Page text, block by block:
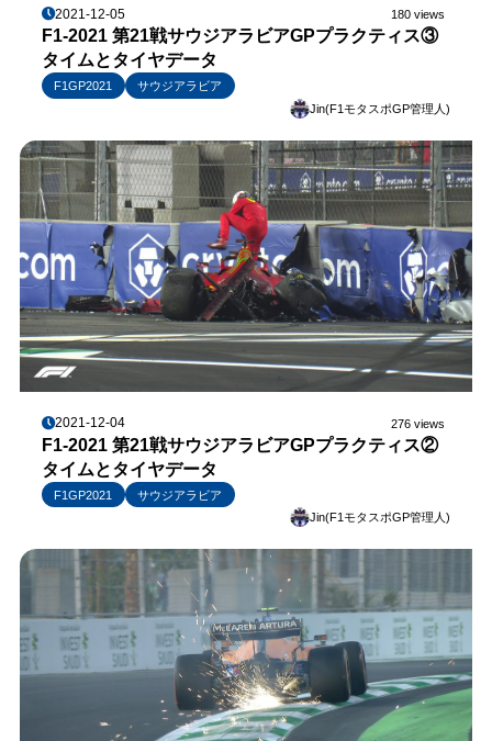
2021-12-05 180 views
F1-2021 第21戦サウジアラビアGPプラクティス③
タイムとタイヤデータ
F1GP2021
サウジアラビア
Jin(F1モタスポGP管理人)
2021-12-04 276 views
F1-2021 第21戦サウジアラビアGPプラクティス②
タイムとタイヤデータ
F1GP2021
サウジアラビア
Jin(F1モタスポGP管理人)